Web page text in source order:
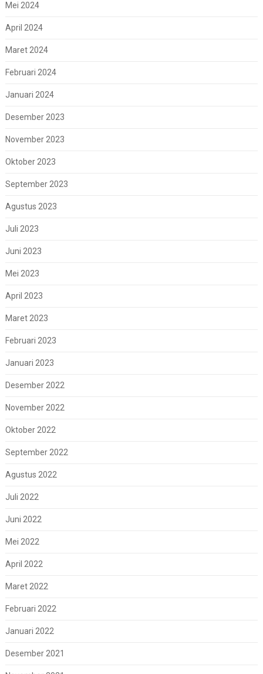
Mei 2024
April 2024
Maret 2024
Februari 2024
Januari 2024
Desember 2023
November 2023
Oktober 2023
September 2023
Agustus 2023
Juli 2023
Juni 2023
Mei 2023
April 2023
Maret 2023
Februari 2023
Januari 2023
Desember 2022
November 2022
Oktober 2022
September 2022
Agustus 2022
Juli 2022
Juni 2022
Mei 2022
April 2022
Maret 2022
Februari 2022
Januari 2022
Desember 2021